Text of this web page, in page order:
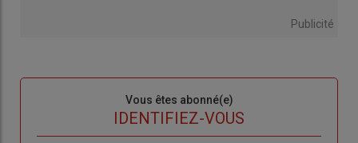
Publicité
Vous êtes abonné(e)
IDENTIFIEZ-VOUS